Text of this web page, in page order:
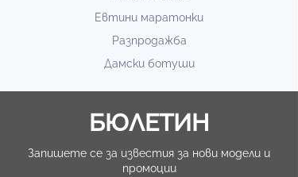
Евтини маратонки
Разпродажба
Дамски ботуши
БЮЛЕТИН
Запишете се за известия за нови модели и
промоции